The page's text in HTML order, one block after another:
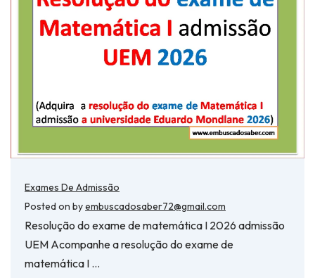
Exames De Admissão
Posted on byembuscadosaber72@gmail.com
Resolução do exame de matemática I 2026 admissão
UEM Acompanhe a resolução do exame de
matemática I …